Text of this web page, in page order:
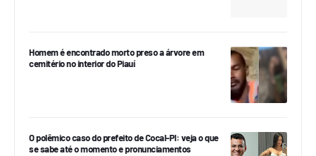
Homem é encontrado morto preso a árvore em
cemitério no interior do Piauí
O polêmico caso do prefeito de Cocal-PI: veja o que
se sabe até o momento e pronunciamentos